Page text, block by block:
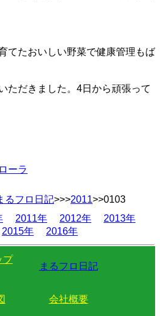
てたおいしい野菜で健康管理もば
ただきました。4日から頑張って
ーラ
るフロ日記>>>2011>>0103
2011年 2012年
2013年
2015年 2016年
プ
まるフロ日記
会社概要